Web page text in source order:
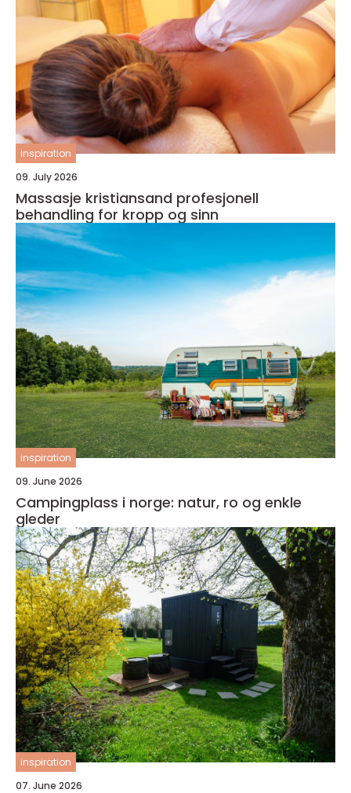
inspiration
09. July 2026
Massasje kristiansand profesjonell
behandling for kropp og sinn
inspiration
09. June 2026
Campingplass i norge: natur, ro og enkle
gleder
inspiration
07. June 2026